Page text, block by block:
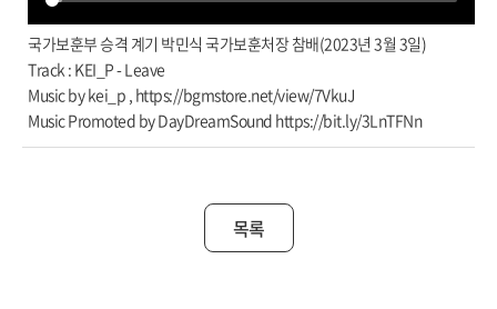
국가보훈부 승격 계기 박민식 국가보훈처장 참배(2023년 3월 3일)
Track : KEI_P - Leave
Music by kei_p , https://bgmstore.net/view/7VkuJ
Music Promoted by DayDreamSound https://bit.ly/3LnTFNn
목록